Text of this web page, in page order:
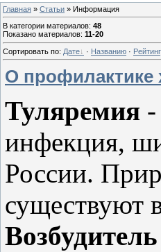
Главная » Статьи » Информация
В категории материалов: 48
Показано материалов: 11-20
Сортировать по: Дате · Названию ·
О профилактике
Туляремия
инфекция,
России.
существуют